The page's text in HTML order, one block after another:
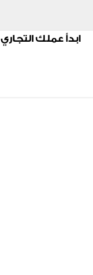
ابدأ عملك التجاري